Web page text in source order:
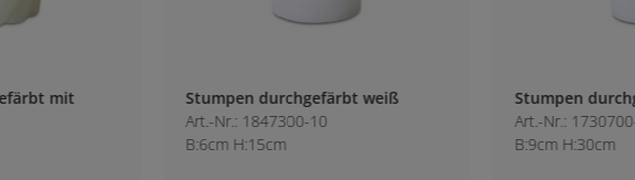
Stumpen durchgefärbt weiß
Stumpen durchgefärbt weiß